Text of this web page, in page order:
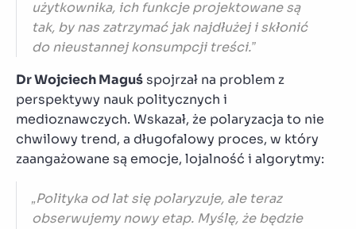
użytkownika, ich funkcje projektowane są
tak, by nas zatrzymać jak najdłużej i skłonić
do nieustannej konsumpcji treści.”
Dr Wojciech Maguś spojrzał na problem z
perspektywy nauk politycznych i
medioznawczych. Wskazał, że polaryzacja to nie
chwilowy trend, a długofalowy proces, w który
zaangażowane są emocje, lojalność i algorytmy:
„Polityka od lat się polaryzuje, ale teraz
obserwujemy nowy etap. Myślę, że będzie